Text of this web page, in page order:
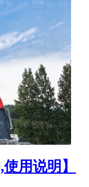
用说明】